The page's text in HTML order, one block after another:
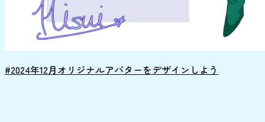
#2024年12月オリジナルアバターをデザインしよう